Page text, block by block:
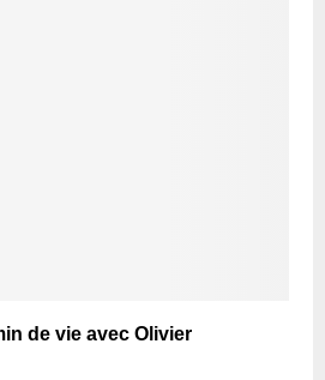
de vie avec Olivier